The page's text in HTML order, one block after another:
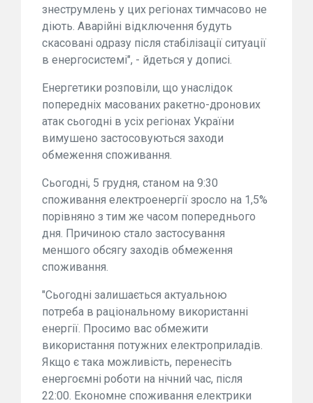
знеструмлень у цих регіонах тимчасово не
діють. Аварійні відключення будуть
скасовані одразу після стабілізації ситуації
в енергосистемі", - йдеться у дописі.
Енергетики розповіли, що унаслідок
попередніх масованих ракетно-дронових
атак сьогодні в усіх регіонах України
вимушено застосовуються заходи
обмеження споживання.
Сьогодні, 5 грудня, станом на 9:30
споживання електроенергії зросло на 1,5%
порівняно з тим же часом попереднього
дня. Причиною стало застосування
меншого обсягу заходів обмеження
споживання.
"Сьогодні залишається актуальною
потреба в раціональному використанні
енергії. Просимо вас обмежити
використання потужних електроприладів.
Якщо є така можливість, перенесіть
енергоємні роботи на нічний час, після
22:00. Економне споживання електрики